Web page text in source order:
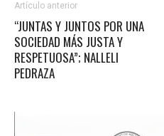
Artículo anterior
“JUNTAS Y JUNTOS POR UNA
SOCIEDAD MÁS JUSTA Y
RESPETUOSA”; NALLELI
PEDRAZA